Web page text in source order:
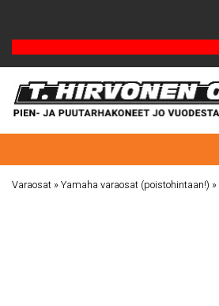
Varaosat »Yamaha varaosat (poistohintaan!) »